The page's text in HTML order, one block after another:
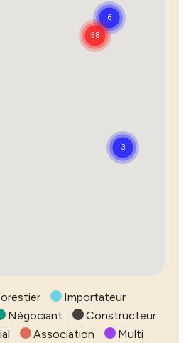
Importateur
Négociant
Constructeur
Association
Multi